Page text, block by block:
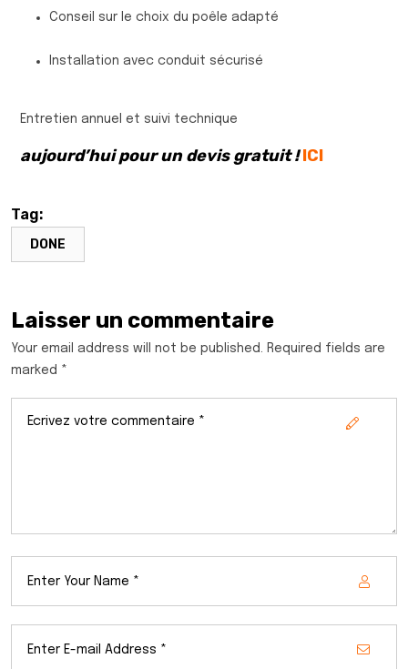
Conseil sur le choix du poêle adapté
Installation avec conduit sécurisé
Entretien annuel et suivi technique
aujourd’hui pour un devis gratuit ! ICI
Tag:
DONE
Laisser un commentaire
Your email address will not be published. Required fields are
marked *